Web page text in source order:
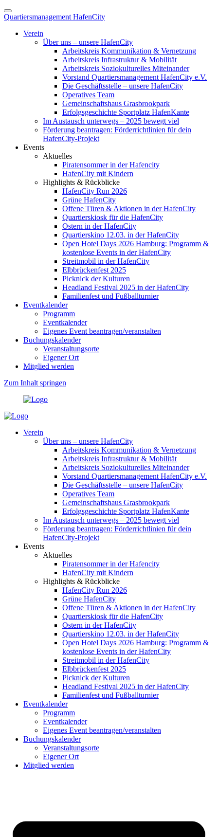
Quartiersmanagement HafenCity
Verein
Über uns – unsere HafenCity
Arbeitskreis Kommunikation & Vernetzung
Arbeitskreis Infrastruktur & Mobilität
Arbeitskreis Soziokulturelles Miteinander
Vorstand Quartiersmanagement HafenCity e.V.
Die Geschäftsstelle – unsere HafenCity
Operatives Team
Gemeinschaftshaus Grasbrookpark
Erfolgsgeschichte Sportplatz HafenKante
Im Austausch unterwegs – 2025 bewegt viel
Förderung beantragen: Förderrichtlinien für dein
HafenCity-Projekt
Events
Aktuelles
Piratensommer in der Hafencity
HafenCity mit Kindern
Highlights & Rückblicke
HafenCity Run 2026
Grüne HafenCity
Offene Türen & Aktionen in der HafenCity
Quartierskiosk für die HafenCity
Ostern in der HafenCity
Quartierskino 12.03. in der HafenCity
Open Hotel Days 2026 Hamburg: Programm &
kostenlose Events in der HafenCity
Streitmobil in der HafenCity
Elbbrückenfest 2025
Picknick der Kulturen
Headland Festival 2025 in der HafenCity
Familienfest und Fußballturnier
Eventkalender
Programm
Eventkalender
Eigenes Event beantragen/veranstalten
Buchungskalender
Veranstaltungsorte
Eigener Ort
Mitglied werden
Zum Inhalt springen
Verein
Über uns – unsere HafenCity
Arbeitskreis Kommunikation & Vernetzung
Arbeitskreis Infrastruktur & Mobilität
Arbeitskreis Soziokulturelles Miteinander
Vorstand Quartiersmanagement HafenCity e.V.
Die Geschäftsstelle – unsere HafenCity
Operatives Team
Gemeinschaftshaus Grasbrookpark
Erfolgsgeschichte Sportplatz HafenKante
Im Austausch unterwegs – 2025 bewegt viel
Förderung beantragen: Förderrichtlinien für dein
HafenCity-Projekt
Events
Aktuelles
Piratensommer in der Hafencity
HafenCity mit Kindern
Highlights & Rückblicke
HafenCity Run 2026
Grüne HafenCity
Offene Türen & Aktionen in der HafenCity
Quartierskiosk für die HafenCity
Ostern in der HafenCity
Quartierskino 12.03. in der HafenCity
Open Hotel Days 2026 Hamburg: Programm &
kostenlose Events in der HafenCity
Streitmobil in der HafenCity
Elbbrückenfest 2025
Picknick der Kulturen
Headland Festival 2025 in der HafenCity
Familienfest und Fußballturnier
Eventkalender
Programm
Eventkalender
Eigenes Event beantragen/veranstalten
Buchungskalender
Veranstaltungsorte
Eigener Ort
Mitglied werden